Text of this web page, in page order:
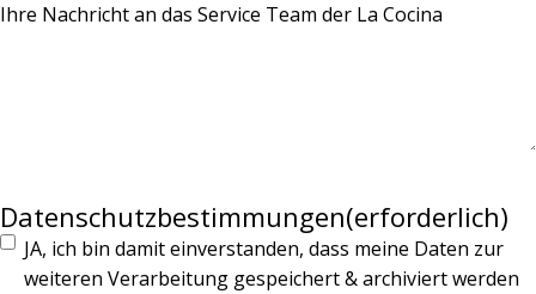
Ihre Nachricht an das Service Team der La Cocina
Datenschutzbestimmungen(erforderlich)
JA, ich bin damit einverstanden, dass meine Daten zur
weiteren Verarbeitung gespeichert & archiviert werden